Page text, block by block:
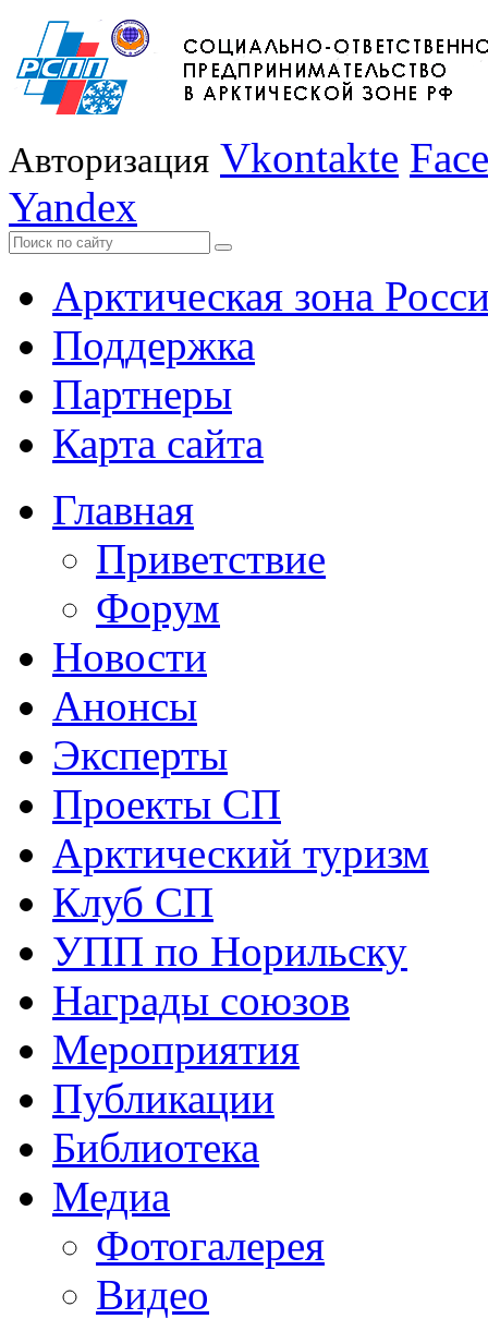
Авторизация Vkontakte
Yandex
Арктическая зона
Поддержка
Партнеры
Карта сайта
Главная
Приветствие
Форум
Новости
Анонсы
Эксперты
Проекты СП
Арктический туризм
Клуб СП
УПП по Норильску
Награды союзов
Мероприятия
Публикации
Библиотека
Медиа
Фотогалерея
Видео